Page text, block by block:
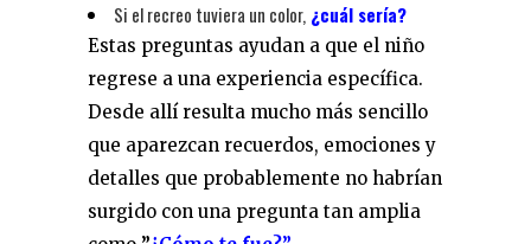
Si el recreo tuviera un color, ¿cuál sería?
Estas preguntas ayudan a que el niño
regrese a una experiencia específica.
Desde allí resulta mucho más sencillo
que aparezcan recuerdos, emociones y
detalles que probablemente no habrían
surgido con una pregunta tan amplia